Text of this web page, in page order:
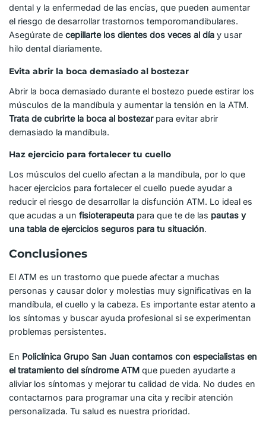
dental y la enfermedad de las encías, que pueden aumentar
el riesgo de desarrollar trastornos temporomandibulares.
Asegúrate de cepillarte los dientes dos veces al día y usar
hilo dental diariamente.
Evita abrir la boca demasiado al bostezar
Abrir la boca demasiado durante el bostezo puede estirar los
músculos de la mandíbula y aumentar la tensión en la ATM.
Trata de cubrirte la boca al bostezarpara evitar abrir
demasiado la mandíbula.
Haz ejercicio para fortalecer tu cuello
Los músculos del cuello afectan a la mandíbula, por lo que
hacer ejercicios para fortalecer el cuello puede ayudar a
reducir el riesgo de desarrollar la disfunción ATM. Lo ideal es
que acudas a un fisioterapeuta para que te de las pautas y
una tabla de ejercicios seguros para tu situación.
Conclusiones
El ATM es un trastorno que puede afectar a muchas
personas y causar dolor y molestias muy significativas en la
mandíbula, el cuello y la cabeza. Es importante estar atento a
los síntomas y buscar ayuda profesional si se experimentan
problemas persistentes.
En Policlínica Grupo San Juan contamos con especialistas en
el tratamiento del síndrome ATM que pueden ayudarte a
aliviar los síntomas y mejorar tu calidad de vida. No dudes en
contactarnos para programar una cita y recibir atención
personalizada. Tu salud es nuestra prioridad.